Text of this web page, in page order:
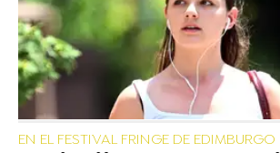
EN EL FESTIVAL FRINGE DE EDIMBURGO